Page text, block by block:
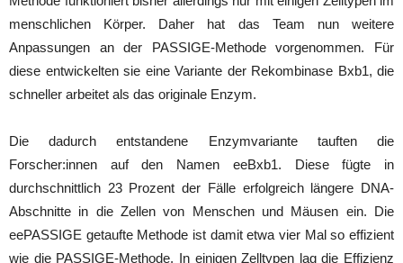
menschlichen Körper. Daher hat das Team nun weitere
Anpassungen an der PASSIGE-Methode vorgenommen. Für
diese entwickelten sie eine Variante der Rekombinase Bxb1, die
schneller arbeitet als das originale Enzym.
Die dadurch entstandene Enzymvariante tauften die
Forscher:innen auf den Namen eeBxb1. Diese fügte in
durchschnittlich 23 Prozent der Fälle erfolgreich längere DNA-
Abschnitte in die Zellen von Menschen und Mäusen ein. Die
eePASSIGE getaufte Methode ist damit etwa vier Mal so effizient
wie die PASSIGE-Methode. In einigen Zelltypen lag die Effizienz